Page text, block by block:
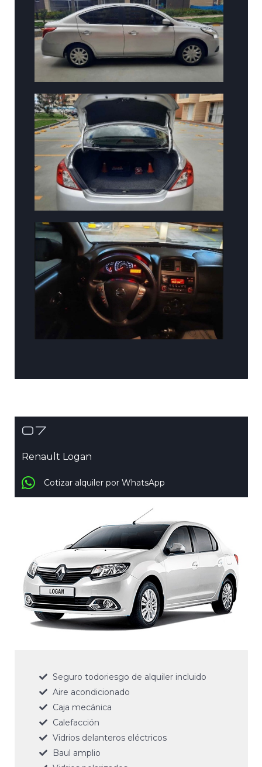
07
Renault Logan
Cotizar alquiler por WhatsApp
Seguro todoriesgo de alquiler incluido
Aire acondicionado
Caja mecánica
Calefacción
Vidrios delanteros eléctricos
Baul amplio